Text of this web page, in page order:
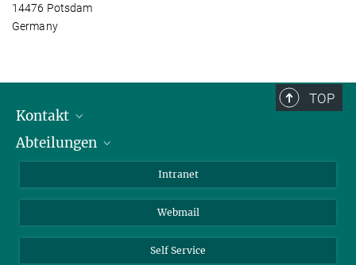
14476 Potsdam
Germany
TOP
Kontakt
Mitarbeiterverzeichnis
Abteilungen
Kolloidchemie
Nachhaltige und Bio-inspirierte Materialien
Intranet
Webmail
Self Service